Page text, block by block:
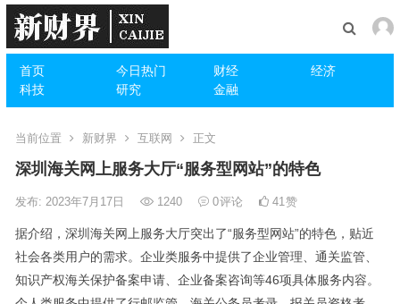
首页 今日热门 财经
经济
科技
研究 金融
当前位置 新财界 互联网 正文
深圳海关网上服务大厅“服务型网站”的特色
发布: 2023年7月17日 1240 0评论 41赞
据介绍，深圳海关网上服务大厅突出了“服务型网站”的特色，贴近
社会各类用户的需求。企业类服务中提供了企业管理、通关监管、
知识产权海关保护备案申请、企业备案咨询等46项具体服务内容。